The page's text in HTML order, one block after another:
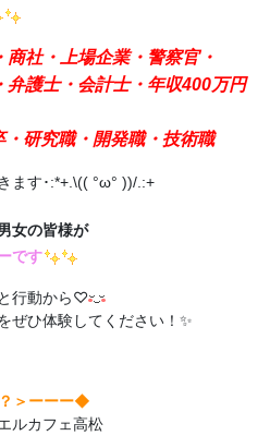
社・上場企業・警察官・
弁護士・会計士・年収400万円
研究職・開発職・技術職
ます･:*+.\(( °ω° ))/.:+
女の皆様が
です
行動から♡
ぜひ体験してください！✨
＞ ーーー◆
ルカフェ高松